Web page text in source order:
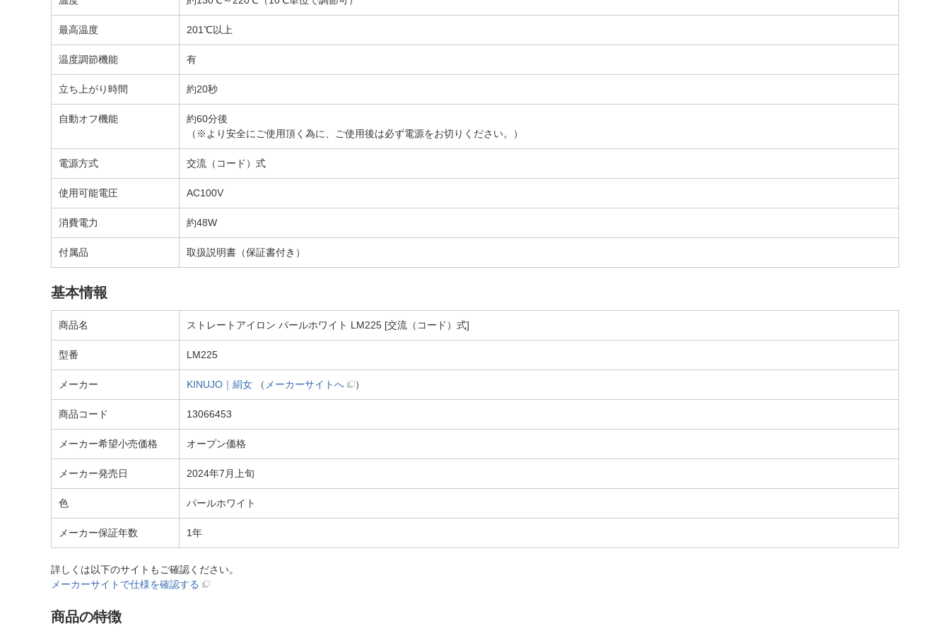
最高温度 201℃以上
温度調節機能 有
立ち上がり時間 約20秒
自動オフ機能
約60分後
（※より安全にご使用頂く為に、ご使用後は必ず電源をお切りください。）
電源方式 交流（コード）式
使用可能電圧 AC100V
消費電力 約48W
付属品 取扱説明書（保証書付き）
基本情報
商品名 ストレートアイロン パールホワイト LM225 [交流（コード）式]
型番 LM225
メーカー KINUJO｜絹女 （ メーカーサイトへ ）
商品コード 13066453
メーカー希望小売価格 オープン価格
メーカー発売日 2024年7月上旬
色 パールホワイト
メーカー保証年数 1年
詳しくは以下のサイトもご確認ください。
メーカーサイトで仕様を確認する
商品の特徴